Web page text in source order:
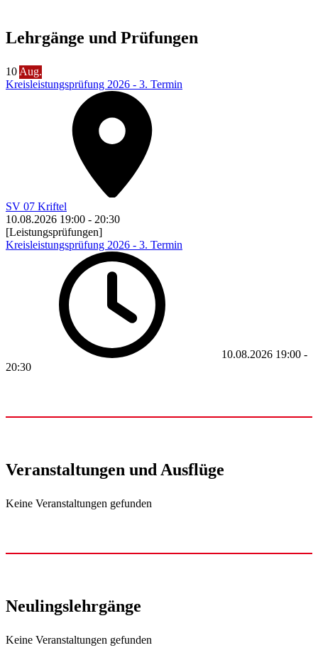
Lehrgänge und Prüfungen
10 Aug.
Kreisleistungsprüfung 2026 - 3. Termin
SV 07 Kriftel
10.08.2026 19:00 - 20:30
[Leistungsprüfungen]
Kreisleistungsprüfung 2026 - 3. Termin
10.08.2026 19:00 -
20:30
Veranstaltungen und Ausflüge
Keine Veranstaltungen gefunden
Neulingslehrgänge
Keine Veranstaltungen gefunden